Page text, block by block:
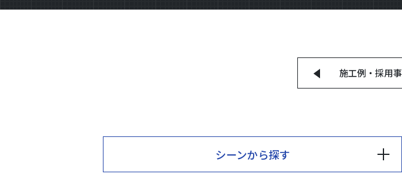
施工例・採用
シーンから探す